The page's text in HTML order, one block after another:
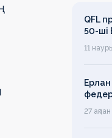
QFL
50-ші
11
27